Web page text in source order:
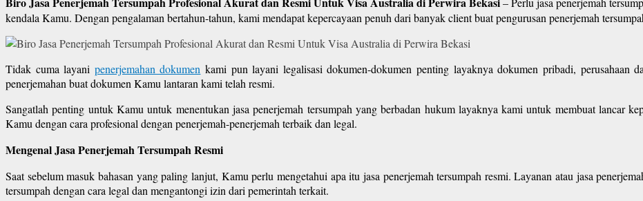
kendala Kamu. Dengan pengalaman bertahun-tahun, kami mendapat kepercayaan penuh dari banyak client buat pengurusan penerjemah
Tidak cuma layani penerjemahan dokumen kami pun layani legalisasi dokumen-dokumen penting layaknya dokumen pribadi, perusahaan
penerjemahan buat dokumen Kamu lantaran kami telah resmi.
Sangatlah penting untuk Kamu untuk menentukan jasa penerjemah tersumpah yang berbadan hukum layaknya kami untuk membuat lancar
Kamu dengan cara profesional dengan penerjemah-penerjemah terbaik dan legal.
Mengenal Jasa Penerjemah Tersumpah Resmi
Saat sebelum masuk bahasan yang paling lanjut, Kamu perlu mengetahui apa itu jasa penerjemah tersumpah resmi. Layanan atau jasa
tersumpah dengan cara legal dan mengantongi izin dari pemerintah terkait.